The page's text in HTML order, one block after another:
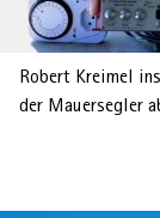
Robert Kreimel
der Mauersegler